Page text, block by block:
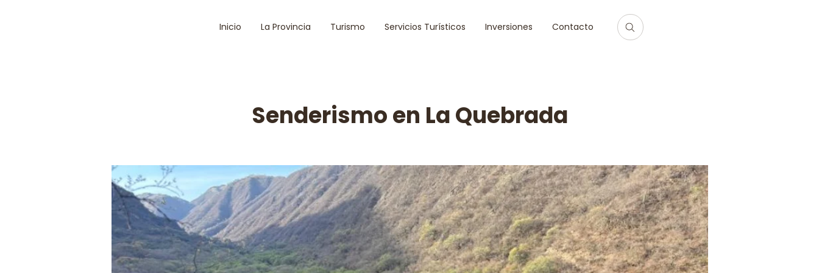
Inicio La Provincia Turismo Servicios Turísticos Inversiones Contacto
Senderismo en La Quebrada